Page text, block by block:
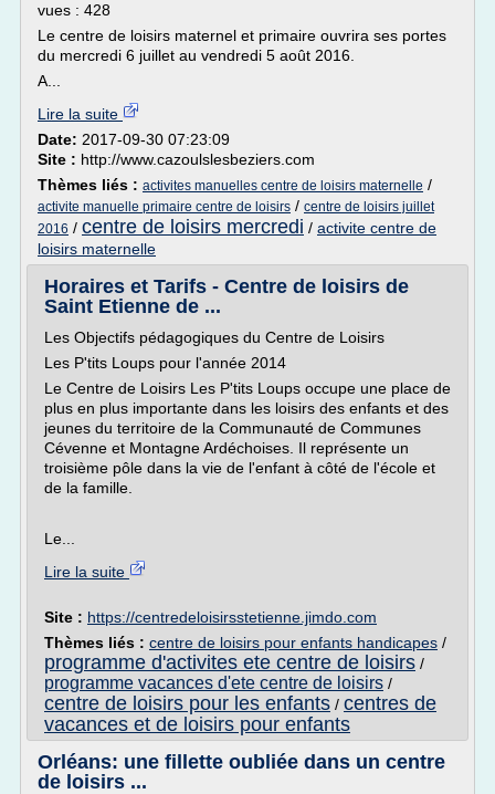
vues : 428
Le centre de loisirs maternel et primaire ouvrira ses portes
du mercredi 6 juillet au vendredi 5 août 2016.
A...
Lire la suite
Date: 2017-09-30 07:23:09
Site : http://www.cazoulslesbeziers.com
Thèmes liés : activites manuelles centre de loisirs maternelle /
activite manuelle primaire centre de loisirs / centre de loisirs juillet
2016 / centre de loisirs mercredi / activite centre de
loisirs maternelle
Horaires et Tarifs - Centre de loisirs de
Saint Etienne de ...
Les Objectifs pédagogiques du Centre de Loisirs
Les P'tits Loups pour l'année 2014
Le Centre de Loisirs Les P'tits Loups occupe une place de
plus en plus importante dans les loisirs des enfants et des
jeunes du territoire de la Communauté de Communes
Cévenne et Montagne Ardéchoises. Il représente un
troisième pôle dans la vie de l'enfant à côté de l'école et
de la famille.
Le...
Lire la suite
Site : https://centredeloisirsstetienne.jimdo.com
Thèmes liés : centre de loisirs pour enfants handicapes /
programme d'activites ete centre de loisirs /
programme vacances d'ete centre de loisirs /
centre de loisirs pour les enfants / centres de
vacances et de loisirs pour enfants
Orléans: une fillette oubliée dans un centre
de loisirs ...